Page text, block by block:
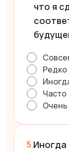
что я
Редко
Часто
Очень
Иногда